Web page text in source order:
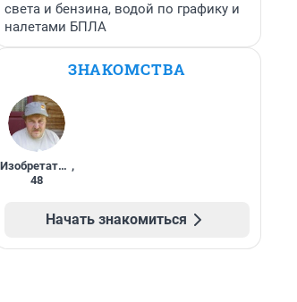
света и бензина, водой по графику и
налетами БПЛА
ЗНАКОМСТВА
Изобретатель ,
48
Начать знакомиться